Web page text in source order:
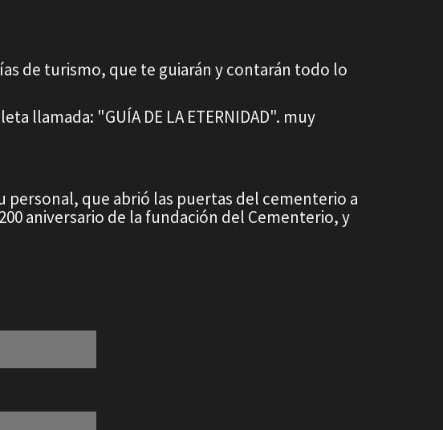
de turismo, que te guiarán y contarán todo lo
llamada: "GUÍA DE LA ETERNIDAD". muy
personal, que abrió las puertas del cementerio a
aniversario de la fundación del Cementerio, y